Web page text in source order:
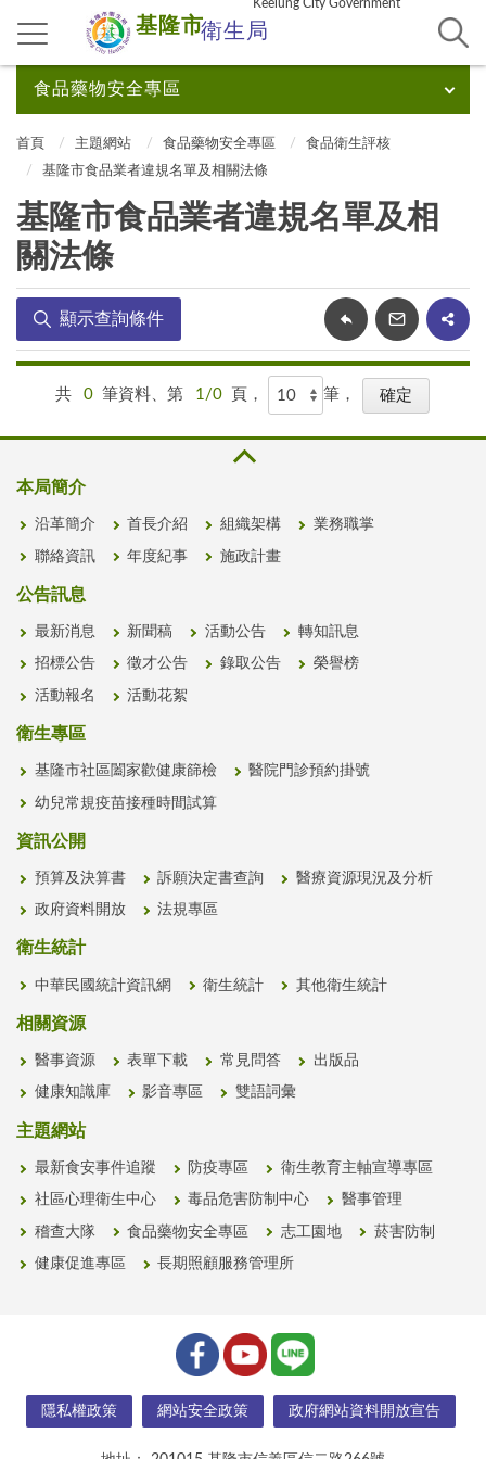
基隆市衛生局
Keelung City Government
食品藥物安全專區
首頁 主題網站 食品藥物安全專區
食品衛生評核
基隆市食品業者違規名單及相關法條
基隆市食品業者違規名單及相
關法條
顯示查詢條件
共 0 筆資料、第 1/0 頁， 筆，
本局簡介
沿革簡介 首長介紹 組織架構 業務職掌
聯絡資訊 年度紀事 施政計畫
公告訊息
最新消息 新聞稿 活動公告 轉知訊息
招標公告 徵才公告 錄取公告 榮譽榜
活動報名 活動花絮
衛生專區
基隆市社區闔家歡健康篩檢 醫院門診預約掛號
幼兒常規疫苗接種時間試算
資訊公開
預算及決算書 訴願決定書查詢 醫療資源現況及分析
政府資料開放 法規專區
衛生統計
中華民國統計資訊網 衛生統計 其他衛生統計
相關資源
醫事資源 表單下載 常見問答 出版品
健康知識庫 影音專區 雙語詞彙
主題網站
最新食安事件追蹤 防疫專區 衛生教育主軸宣導專區
社區心理衛生中心 毒品危害防制中心 醫事管理
稽查大隊 食品藥物安全專區 志工園地 菸害防制
健康促進專區 長期照顧服務管理所
隱私權政策 網站安全政策 政府網站資料開放宣告